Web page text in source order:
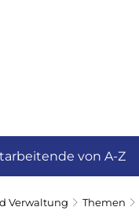
von A-Z
Verwaltung Themen